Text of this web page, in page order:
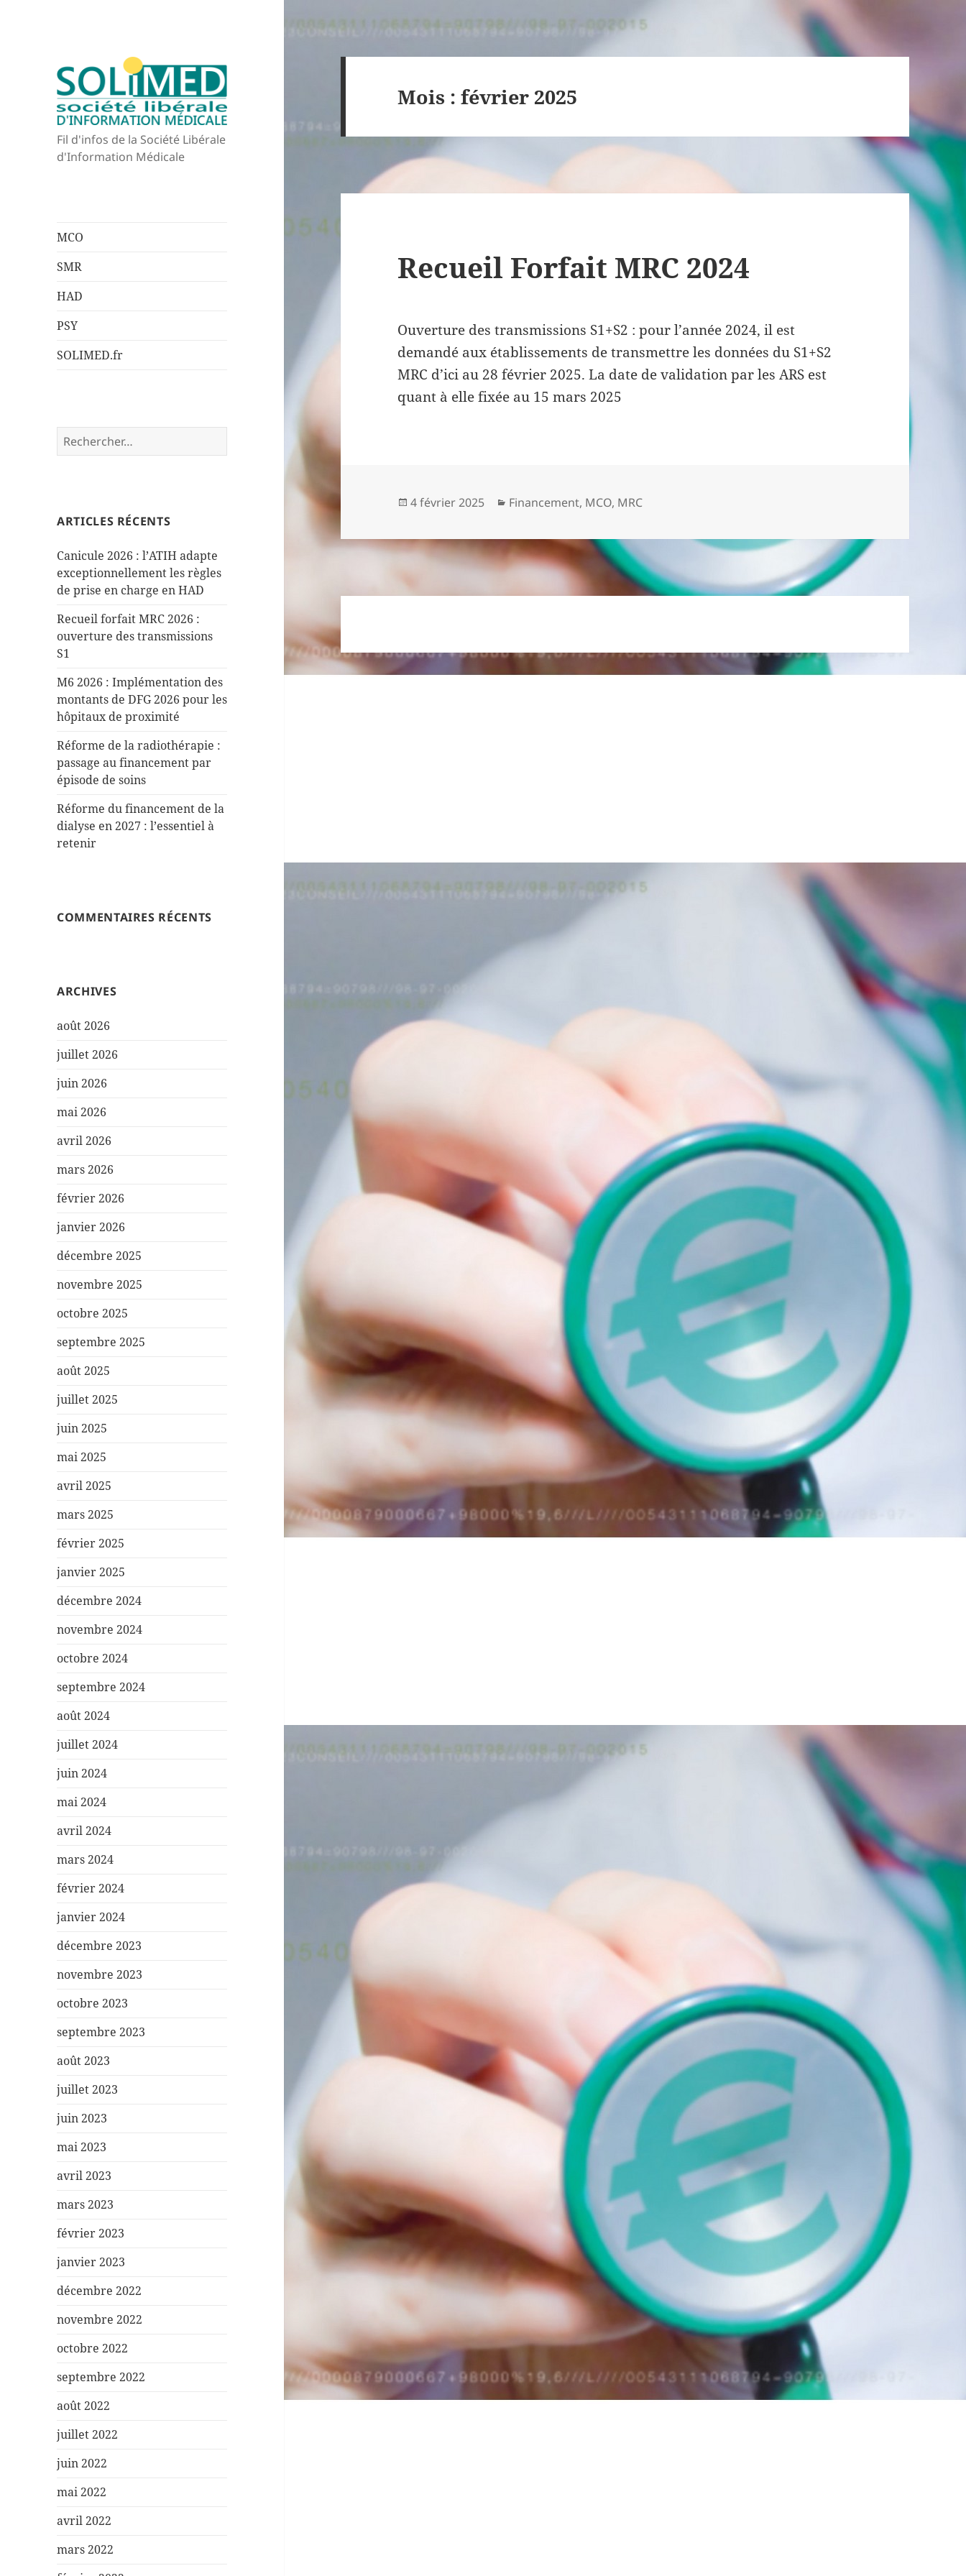
Fil d'infos de la Société Libérale
d'Information Médicale
MCO
SMR
HAD
PSY
SOLIMED.fr
Rechercher :
ARTICLES RÉCENTS
Canicule 2026 : l’ATIH adapte
exceptionnellement les règles
de prise en charge en HAD
Recueil forfait MRC 2026 :
ouverture des transmissions
S1
M6 2026 : Implémentation des
montants de DFG 2026 pour les
hôpitaux de proximité
Réforme de la radiothérapie :
passage au financement par
épisode de soins
Réforme du financement de la
dialyse en 2027 : l’essentiel à
retenir
COMMENTAIRES RÉCENTS
ARCHIVES
août 2026
juillet 2026
juin 2026
mai 2026
avril 2026
mars 2026
février 2026
janvier 2026
décembre 2025
novembre 2025
octobre 2025
septembre 2025
août 2025
juillet 2025
juin 2025
mai 2025
avril 2025
mars 2025
février 2025
janvier 2025
décembre 2024
novembre 2024
octobre 2024
septembre 2024
août 2024
juillet 2024
juin 2024
mai 2024
avril 2024
mars 2024
février 2024
janvier 2024
décembre 2023
novembre 2023
octobre 2023
septembre 2023
août 2023
juillet 2023
juin 2023
mai 2023
avril 2023
mars 2023
février 2023
janvier 2023
décembre 2022
novembre 2022
octobre 2022
septembre 2022
août 2022
juillet 2022
juin 2022
mai 2022
avril 2022
mars 2022
Mois :février 2025
Recueil Forfait MRC 2024
Ouverture des transmissions S1+S2 : pour l’année 2024, il est
demandé aux établissements de transmettre les données du S1+S2
MRC d’ici au 28 février 2025. La date de validation par les ARS est
quant à elle fixée au 15 mars 2025
Publié
4 février 2025 Catégories
Financement, MCO, MRC